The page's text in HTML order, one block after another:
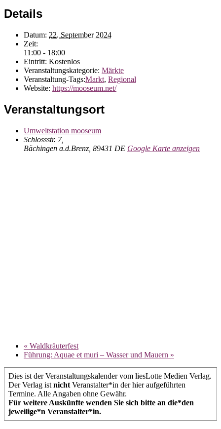
Details
Datum: 22. September 2024
Zeit:
11:00 - 18:00
Eintritt: Kostenlos
Veranstaltungskategorie: Märkte
Veranstaltung-Tags:Markt, Regional
Website: https://mooseum.net/
Veranstaltungsort
Umweltstation mooseum
Schlossstr. 7,
Bächingen a.d.Brenz 89431 DE Google Karte anzeigen
« Waldkräuterfest
Führung: Aquae et muri – Wasser und Mauern »
Dies ist der Veranstaltungskalender vom liesLotte Medien Verlag.
Der Verlag ist nicht Veranstalter*in der hier aufgeführten
Termine. Alle Angaben ohne Gewähr.
Für weitere Auskünfte wenden Sie sich bitte an die*den
jeweilige*n Veranstalter*in.